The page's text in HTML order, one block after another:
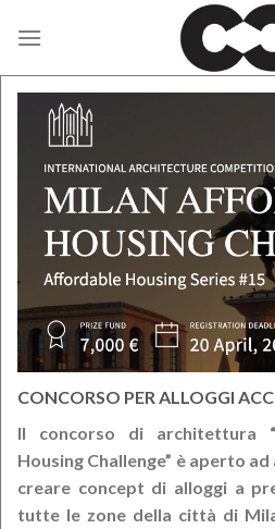
CONCORSO PER ALLOGGI
Il concorso di architettura
Housing Challenge” è aperto
creare concept di alloggi a
tutte le zone della città di